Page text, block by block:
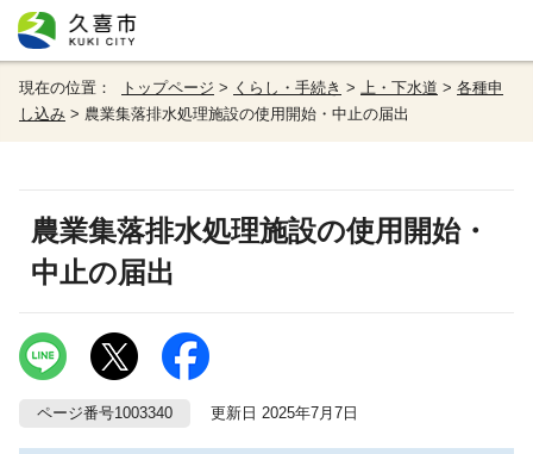
現在の位置： トップページ > くらし・手続き > 上・下水道 > 各種申
し込み > 農業集落排水処理施設の使用開始・中止の届出
農業集落排水処理施設の使用開始・
中止の届出
ページ番号1003340 更新日 2025年7月7日